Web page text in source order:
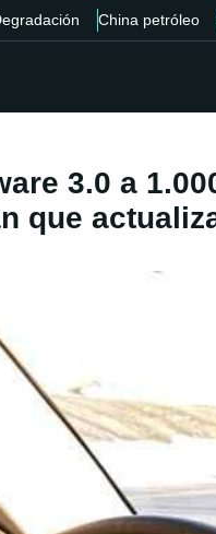
China petróleo
3.0 a
que